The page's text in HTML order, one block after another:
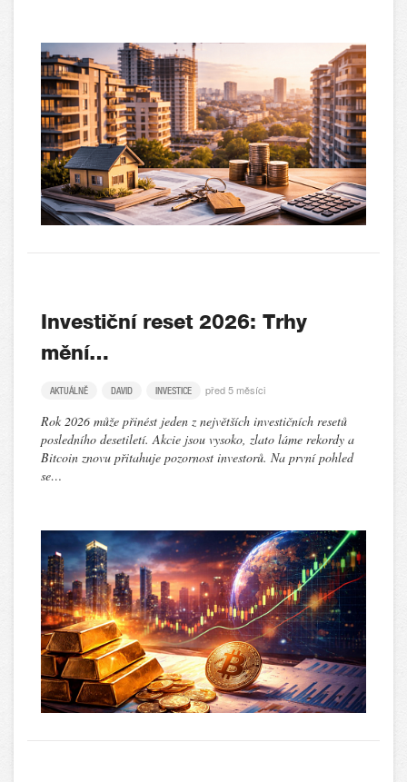
Investiční reset 2026: Trhy
mění…
AKTUÁLNĚ DAVID INVESTICE před 5 měsíci
Rok 2026 může přinést jeden z největších investičních resetů
posledního desetiletí. Akcie jsou vysoko, zlato láme rekordy a
Bitcoin znovu přitahuje pozornost investorů. Na první pohled
se…